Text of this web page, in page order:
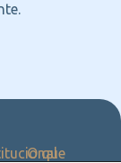
O que